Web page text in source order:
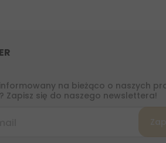
na bieżąco o naszych
Zapisz się do naszego newslettera!